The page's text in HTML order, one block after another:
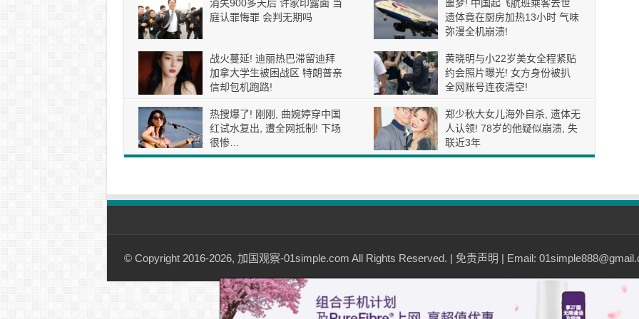
消失900多天后 许家印露面 当
庭认罪悔罪 会判无期吗
噩梦! 中国起飞航班乘客去世
遗体竟在厨房加热13小时 气味
弥漫全机崩溃!
战火蔓延! 迪丽热巴滞留迪拜
加拿大学生被困战区 特朗普亲
信却包机跑路!
黄晓明与小22岁美女全程紧贴
约会照片曝光! 女方身份被扒
全网账号连夜清空!
热搜爆了! 刚刚, 曲婉婷穿中国
红试水复出, 遭全网抵制! 下场
很惨…
郑少秋大女儿海外自杀, 遗体无
人认领! 78岁的他疑似崩溃, 失
联近3年
© Copyright 2016-2026, 加国观察-01simple.com All Rights Reserved. | 免责声明 | Email: